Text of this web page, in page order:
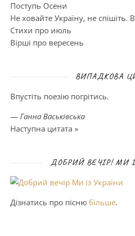
Поступь Осени
Не ховайте Україну, не спішіть.
Стихи про июль
Вірші про вересень
ВИПАДКОВА
Впустіть поезію погрітись.
— Ганна Васьківська
Наступна цитата »
ДОБРИЙ ВЕЧІР! МИ
Дізнатись про пісню більше.